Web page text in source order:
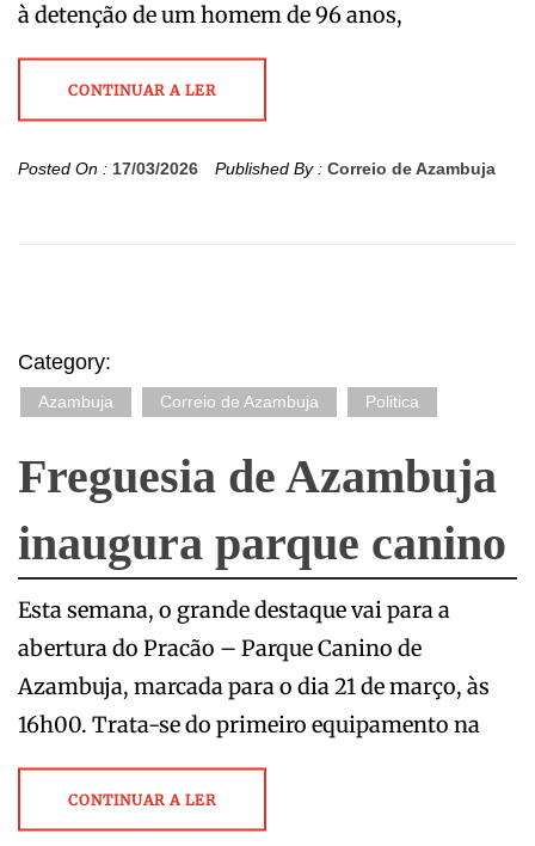
à detenção de um homem de 96 anos,
CONTINUAR A LER
Posted On : 17/03/2026 Published By : Correio de Azambuja
Category:
Azambuja Correio de Azambuja Politica
Freguesia de Azambuja
inaugura parque canino
Esta semana, o grande destaque vai para a
abertura do Pracão – Parque Canino de
Azambuja, marcada para o dia 21 de março, às
16h00. Trata-se do primeiro equipamento na
CONTINUAR A LER